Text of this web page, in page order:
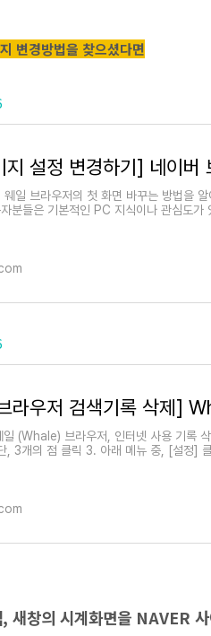
변경방법을 찾으셨다면
웨일 브라우저의 첫 화면 바꾸는 방법을
분들은 기본적인 PC 지식이나 관심도가
(Whale) 브라우저, 인터넷 사용 기록 삭
, 3개의 점 클릭 3. 아래 메뉴 중, [설정]
창의 시계화면을 NAVER